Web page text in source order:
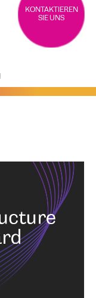
KONTAKTIEREN
SIE UNS